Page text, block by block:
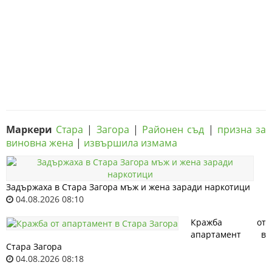
Маркери Стара | Загора | Районен съд | призна за
виновна жена | извършила измама
Задържаха в Стара Загора мъж и жена заради наркотици
04.08.2026 08:10
Кражба от
апартамент в
Стара Загора
04.08.2026 08:18